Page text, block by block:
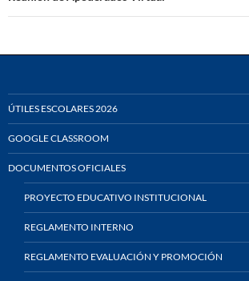
ÚTILES ESCOLARES 2026
GOOGLE CLASSROOM
DOCUMENTOS OFICIALES
PROYECTO EDUCATIVO INSTITUCIONAL
REGLAMENTO INTERNO
REGLAMENTO EVALUACIÓN Y PROMOCIÓN